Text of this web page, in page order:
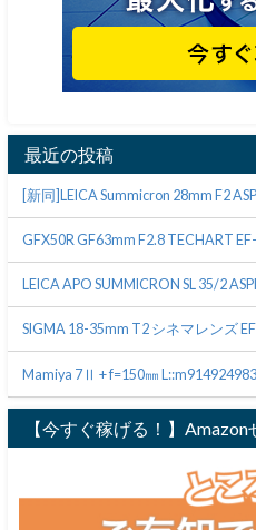
最近の投稿
[新同]LEICA Summicron 28mm F2
GFX50R GF63mm F2.8 TECHART
LEICA APO SUMMICRON SL 35/2
SIGMA 18-35mm T2 シネマレンズ
Mamiya 7Ⅱ + f=150㎜
【今すぐ稼げる！】